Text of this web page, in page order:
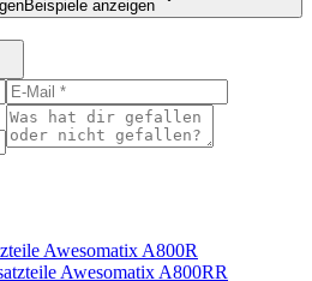
Beispiele anzeigen
Awesomatix A800R
Awesomatix A800RR